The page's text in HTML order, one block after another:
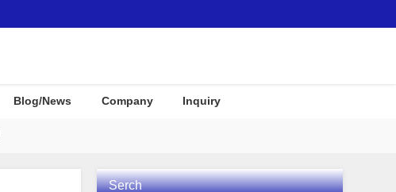
Blog/News Company Inquiry
Serch